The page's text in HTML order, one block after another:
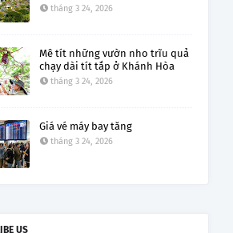
tháng 3 24, 2026
Mê tít những vườn nho trĩu quả
chạy dài tít tắp ở Khánh Hòa
tháng 3 24, 2026
Giá vé máy bay tăng
tháng 3 24, 2026
US